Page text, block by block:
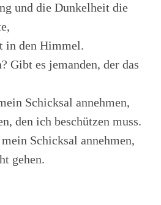
und die Dunkelheit die
in den Himmel.
Gibt es jemanden, der das
Schicksal annehmen,
den ich beschützen muss.
Schicksal annehmen,
gehen.